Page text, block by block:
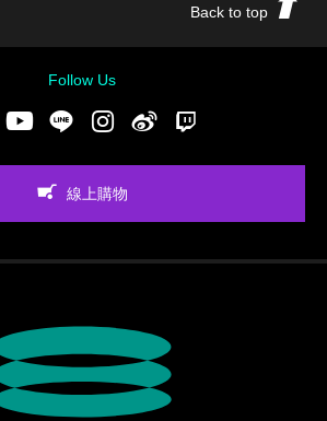
Back to top
Follow Us
FacebookYoutubeLINE Instgram新浪微博
線上購物